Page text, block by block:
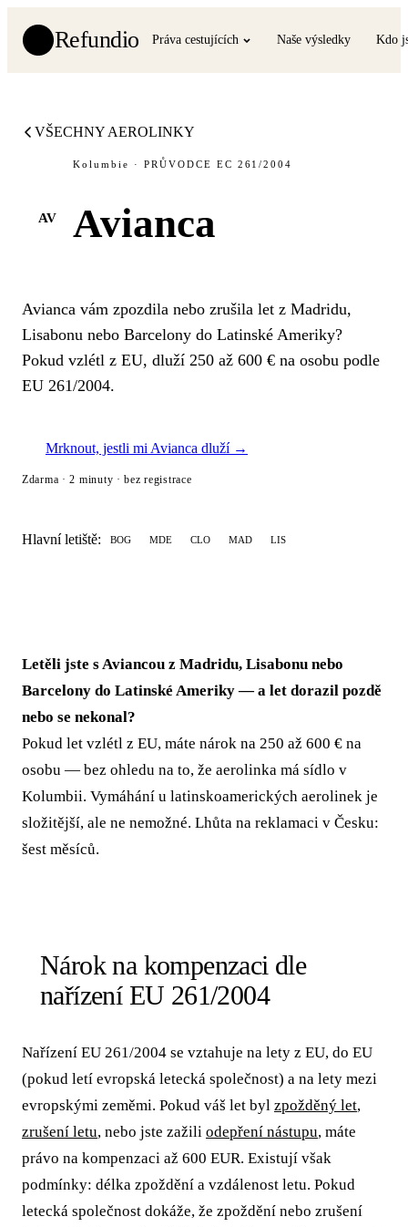
Refundio Práva cestujících Naše výsledky Kdo
VŠECHNY AEROLINKY
AV
Kolumbie · PRŮVODCE EC 261/2004
Avianca
Avianca vám zpozdila nebo zrušila let z Madridu,
Lisabonu nebo Barcelony do Latinské Ameriky?
Pokud vzlétl z EU, dluží 250 až 600 € na osobu podle
EU 261/2004.
Mrknout, jestli mi Avianca dluží →
Zdarma · 2 minuty · bez registrace
Hlavní letiště: BOG MDE CLO MAD LIS
Letěli jste s Aviancou z Madridu, Lisabonu nebo
Barcelony do Latinské Ameriky — a let dorazil pozdě
nebo se nekonal?
Pokud let vzlétl z EU, máte nárok na 250 až 600 € na
osobu — bez ohledu na to, že aerolinka má sídlo v
Kolumbii. Vymáhání u latinskoamerických aerolinek je
složitější, ale ne nemožné. Lhůta na reklamaci v Česku:
šest měsíců.
Nárok na kompenzaci dle
nařízení EU 261/2004
Nařízení EU 261/2004 se vztahuje na lety z EU, do EU
(pokud letí evropská letecká společnost) a na lety mezi
evropskými zeměmi. Pokud váš let byl zpožděný let,
zrušení letu, nebo jste zažili odepření nástupu, máte
právo na kompenzaci až 600 EUR. Existují však
podmínky: délka zpoždění a vzdálenost letu. Pokud
letecká společnost dokáže, že zpoždění nebo zrušení